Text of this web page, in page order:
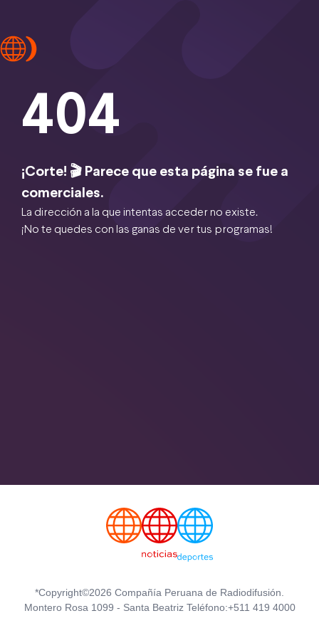
404
¡Corte! 🎬 Parece que esta página se fue a
comerciales.
La dirección a la que intentas acceder no existe.
¡No te quedes con las ganas de ver tus programas!
*Copyright©2026 Compañía Peruana de Radiodifusión.
Montero Rosa 1099 - Santa Beatriz Teléfono:+511 419 4000